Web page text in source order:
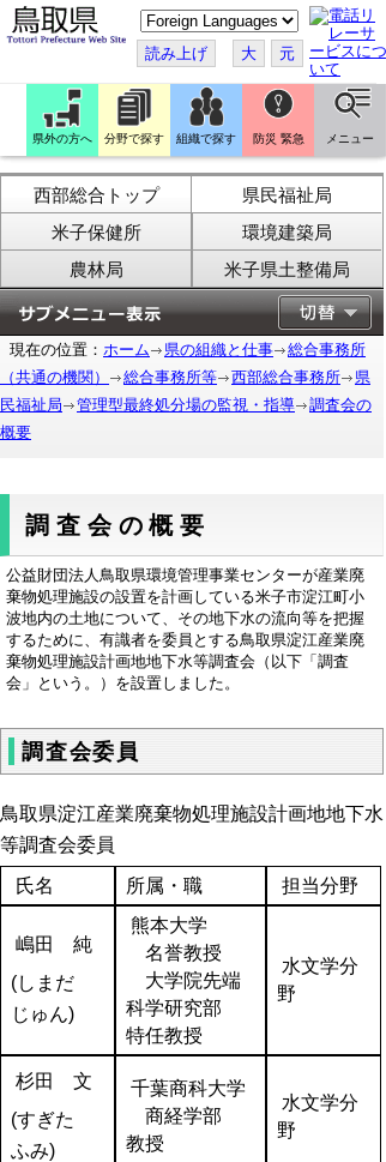
こ
の
ペ
ー
ジ
を
翻
訳
す
る
読み上げ 大 元
県外の方へ 分野で探す 組織で探す 防災 緊急 メニュー
西部総合トップ
県民福祉局
米子保健所
環境建築局
農林局
米子県土整備局
現在の位置： ホーム 県の組織と仕事
総合事務所
（共通の機関）
総合事務所等 西部総合事務所
県
民福祉局
管理型最終処分場の監視・指導
調査会の
概要
調査会の概要
公益財団法人鳥取県環境管理事業センターが産業廃
棄物処理施設の設置を計画している米子市淀江町小
波地内の土地について、その地下水の流向等を把握
するために、有識者を委員とする鳥取県淀江産業廃
棄物処理施設計画地地下水等調査会（以下「調査
会」という。）を設置しました。
調査会委員
鳥取県淀江産業廃棄物処理施設計画地地下水
等調査会委員
氏名
所属・職 担当分野
嶋田 純
(しまだ
じゅん)
熊本大学
名誉教授
大学院先端
科学研究部
特任教授
水文学分
野
杉田 文
(すぎた
ふみ)
千葉商科大学
商経学部
教授
水文学分
野